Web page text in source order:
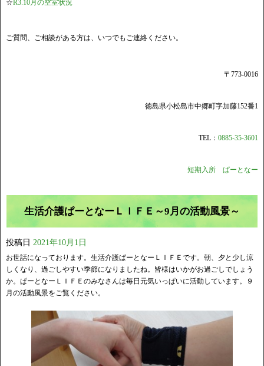
☆R3.10月の空室状況
ご質問、ご相談がある方は、いつでもご連絡ください。
〒773-0016
徳島県小松島市中郷町字加藤152番1
TEL： 0885-35-3601
短期入所 ぱーとなー
生活介護ぱーとなーＬＩＦＥ～9月の活動風景～
投稿日 2021年10月1日
お世話になっております。生活介護ぱーとなーＬＩＦＥです。朝、夕と少し涼
しくなり、過ごしやすい季節になりましたね。皆様はいかがお過ごしでしょう
か。ぱーとなーＬＩＦＥのみなさんは毎日元気いっぱいに活動しています。９
月の活動風景をご覧ください。